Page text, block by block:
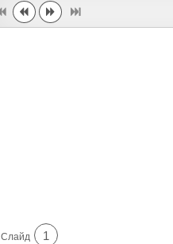
Cлайд 1